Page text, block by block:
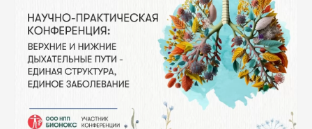
университет дружбы народов» Минобрнауки РФ,
профессор кафедры иммунопатологии и
иммунодиагностики…